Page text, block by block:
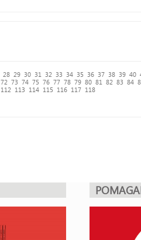
28 29 30 31 32 33 34 35 36 37 38 39 40
72 73 74 75 76 77 78 79 80 81 82 83 84
112 113 114 115 116 117 118